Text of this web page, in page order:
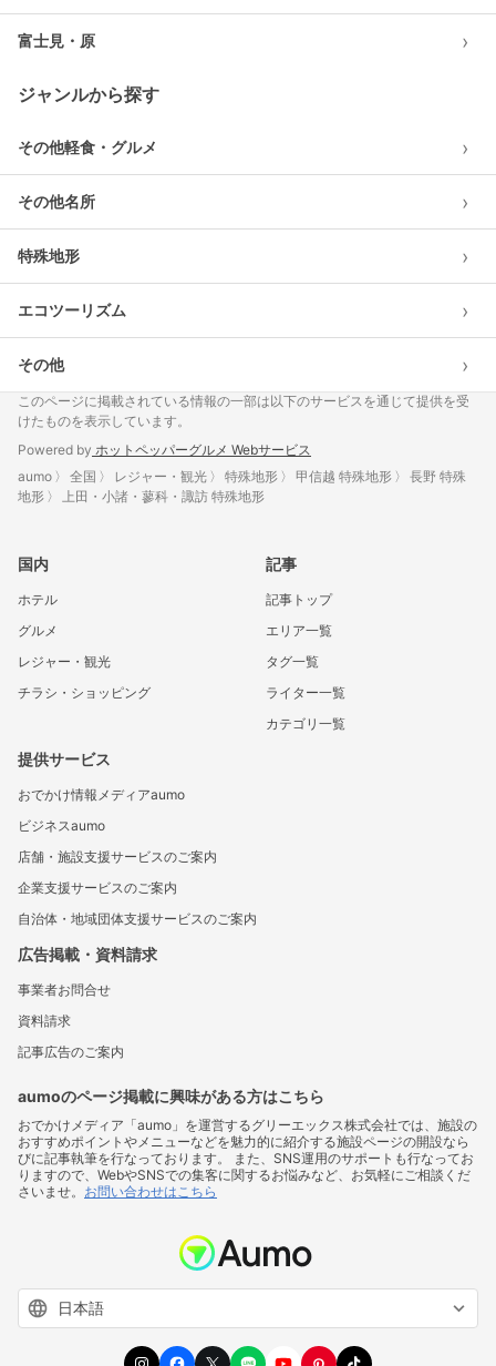
富士見・原 ›
ジャンルから探す
その他軽食・グルメ ›
その他名所 ›
特殊地形 ›
エコツーリズム ›
その他 ›
このページに掲載されている情報の一部は以下のサービスを通じて提供を受
けたものを表示しています。
Powered by ホットペッパーグルメ Webサービス
aumo
全国 レジャー・観光 特殊地形 甲信越 特殊地形
長野 特殊
地形
上田・小諸・蓼科・諏訪 特殊地形
国内
ホテル
グルメ
レジャー・観光
チラシ・ショッピング
記事
記事トップ
エリア一覧
タグ一覧
ライター一覧
カテゴリ一覧
提供サービス
おでかけ情報メディアaumo
ビジネスaumo
店舗・施設支援サービスのご案内
企業支援サービスのご案内
自治体・地域団体支援サービスのご案内
広告掲載・資料請求
事業者お問合せ
資料請求
記事広告のご案内
aumoのページ掲載に興味がある方はこちら
おでかけメディア「aumo」を運営するグリーエックス株式会社では、施設の
おすすめポイントやメニューなどを魅力的に紹介する施設ページの開設なら
びに記事執筆を行なっております。 また、SNS運用のサポートも行なってお
りますので、WebやSNSでの集客に関するお悩みなど、お気軽にご相談くだ
さいませ。 お問い合わせはこちら